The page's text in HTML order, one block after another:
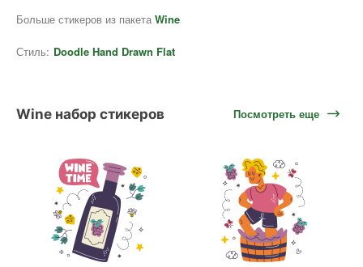
Больше стикеров из пакета Wine
Стиль: Doodle Hand Drawn Flat
Wine набор стикеров Посмотреть еще